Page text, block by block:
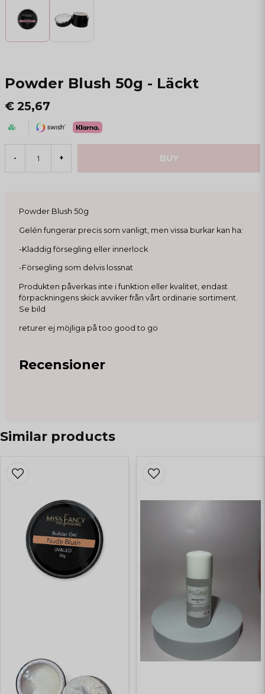
Powder Blush 50g - Läckt
€ 25,67
- + BUY
Powder Blush 50g
Gelén fungerar precis som vanligt, men vissa burkar kan ha:
-Kladdig försegling eller innerlock
-Försegling som delvis lossnat
Produkten påverkas inte i funktion eller kvalitet, endast
förpackningens skick avviker från vårt ordinarie sortiment.
Se bild
returer ej möjliga på too good to go
Recensioner
Similar products